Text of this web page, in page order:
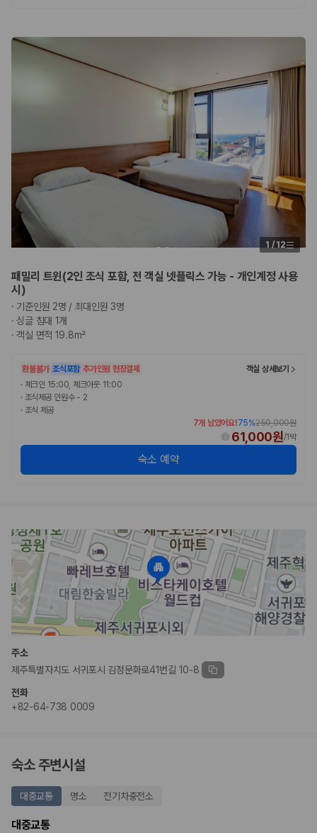
1 / 12
패밀리 트윈(2인 조식 포함, 전 객실 넷플릭스 가능 - 개인계정 사용
시)
· 기준인원 2명 / 최대인원 3명
·싱글 침대 1개
·객실 면적 19.8m²
환불불가 조식포함 추가인원 현장결제
객실 상세보기
· 체크인 15:00, 체크아웃 11:00
· 조식제공 인원수 - 2
· 조식 제공
7개 남았어요!75%250,000원
61,000원/1박
숙소 예약
주소
제주특별자치도 서귀포시 김정문화로41번길 10-8
전화
+82-64-738 0009
숙소 주변시설
대중교통 명소 전기차충전소
대중교통